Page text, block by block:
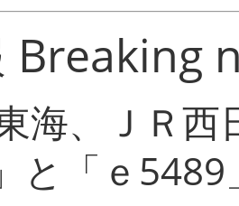
Breaking
海、ＪＲ
と「ｅ